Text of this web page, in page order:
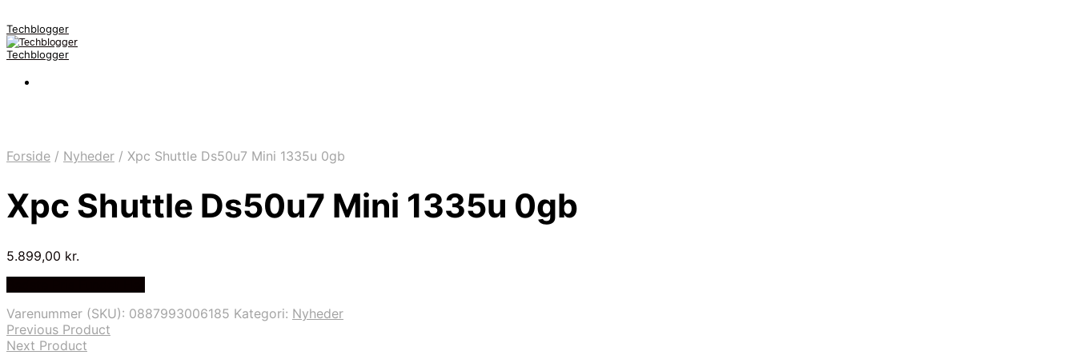
Techblogger
Techblogger
Forside / Nyheder / Xpc Shuttle Ds50u7 Mini 1335u 0gb
Xpc Shuttle Ds50u7 Mini 1335u 0gb
5.899,00 kr.
Varenummer (SKU): 0887993006185 Kategori: Nyheder
Previous Product
Next Product